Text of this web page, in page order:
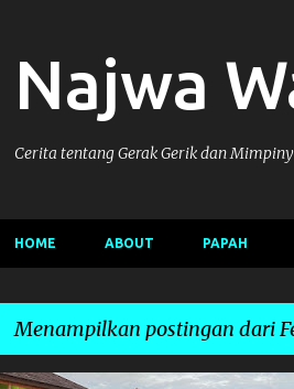
Najwa
Cerita tentang Gerak Gerik dan
HOME ABOUT PAPAH
Menampilkan postingan dari